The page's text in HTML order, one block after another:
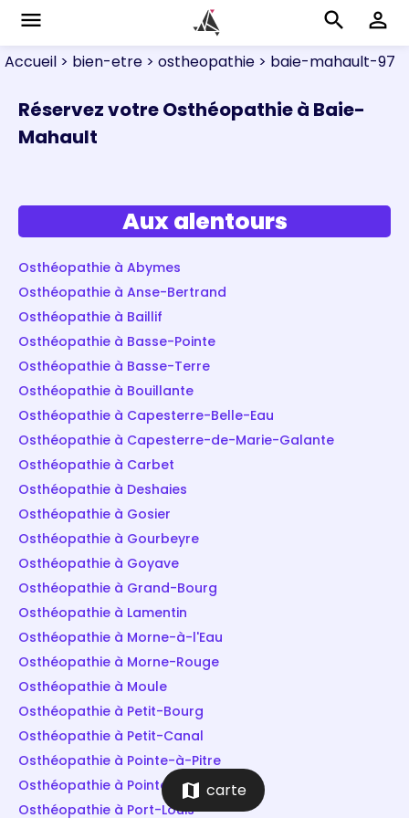
menu search perm_identity
Accueil > bien-etre > ostheopathie > baie-mahault-97
Réservez votre Osthéopathie à Baie-
Mahault
Aux alentours
Osthéopathie à Abymes
Osthéopathie à Anse-Bertrand
Osthéopathie à Baillif
Osthéopathie à Basse-Pointe
Osthéopathie à Basse-Terre
Osthéopathie à Bouillante
Osthéopathie à Capesterre-Belle-Eau
Osthéopathie à Capesterre-de-Marie-Galante
Osthéopathie à Carbet
Osthéopathie à Deshaies
Osthéopathie à Gosier
Osthéopathie à Gourbeyre
Osthéopathie à Goyave
Osthéopathie à Grand-Bourg
Osthéopathie à Lamentin
Osthéopathie à Morne-à-l'Eau
Osthéopathie à Morne-Rouge
Osthéopathie à Moule
Osthéopathie à Petit-Bourg
Osthéopathie à Petit-Canal
Osthéopathie à Pointe-à-Pitre
Osthéopathie à Pointe-Noire
Osthéopathie à Port-Louis
map carte